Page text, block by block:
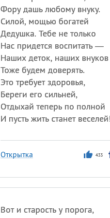
Фору дашь любому внуку.
Силой, мощью богатей
Дедушка. Тебе не только
Нас придется воспитать —
Наших деток, наших внуков
Тоже будем доверять.
Это требует здоровья,
Береги его сильней,
Отдыхай теперь по полной
И пусть жить станет
Открытка 433
Вот и старость у порога,